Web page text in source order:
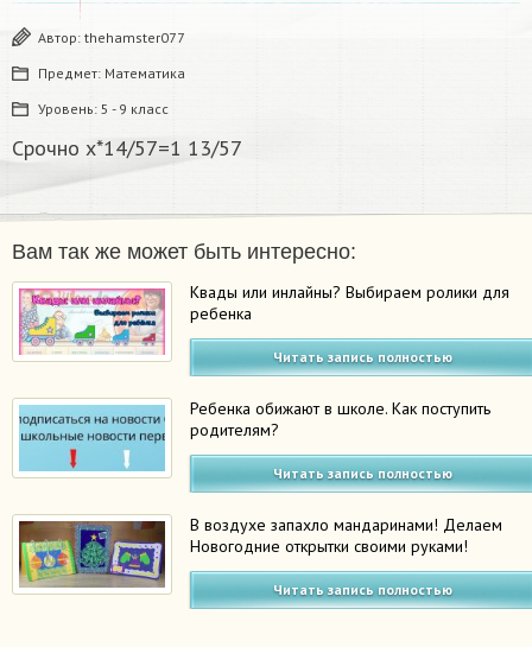
Автор: thehamster077
Предмет: Математика
Уровень: 5 - 9 класс
Срочно x*14/57=1 13/57
Вам так же может быть интересно:
Квады или инлайны? Выбираем ролики для
ребенка
Читать запись полностью
Ребенка обижают в школе. Как поступить
родителям?
Читать запись полностью
В воздухе запахло мандаринами! Делаем
Новогодние открытки своими руками!
Читать запись полностью